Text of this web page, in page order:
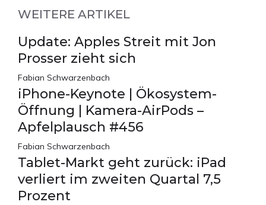
WEITERE ARTIKEL
Update: Apples Streit mit Jon
Prosser zieht sich
Fabian Schwarzenbach
iPhone-Keynote | Ökosystem-
Öffnung | Kamera-AirPods –
Apfelplausch #456
Fabian Schwarzenbach
Tablet-Markt geht zurück: iPad
verliert im zweiten Quartal 7,5
Prozent